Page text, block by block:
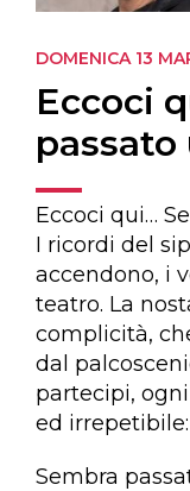
DOMENICA 13
Eccoci
passato
Eccoci qui…
I ricordi del
accendono, i
teatro. La
complicità,
dal
partecipi,
ed
Sembra